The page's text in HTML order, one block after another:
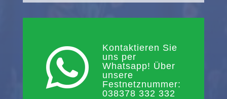

Kontaktieren Sie
uns per
Whatsapp! Über
unsere
Festnetznummer:
038378 332 332